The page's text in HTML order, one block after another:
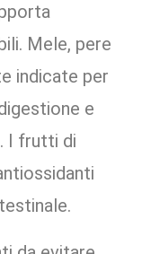
Mele, pere
indicate per
e
I frutti di